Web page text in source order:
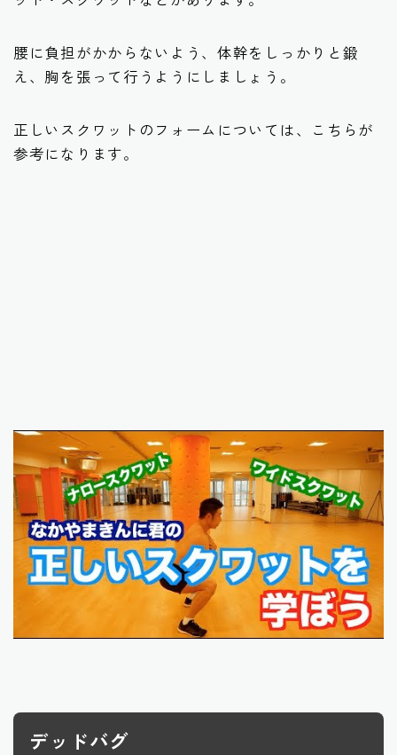
腰に負担がかからないよう、体幹をしっかりと鍛
え、胸を張って行うようにしましょう。
正しいスクワットのフォームについては、こちらが
参考になります。
デッドバグ